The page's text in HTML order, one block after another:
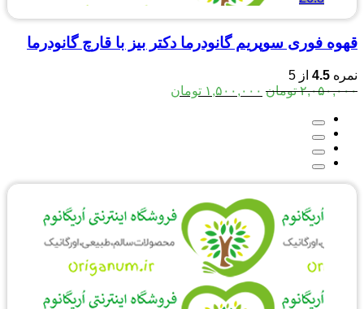
قهوه فوری سوپریم گانودرما دکتر بیز با قارچ گانودرما
نمره 4.5 از 5
۲,۰۵۰,۰۰۰ تومان قیمت
۱,۵۰۰,۰۰۰ تومان